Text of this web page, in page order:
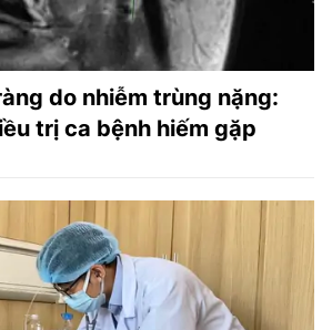
do nhiễm trùng nặng:
trị ca bệnh hiếm gặp